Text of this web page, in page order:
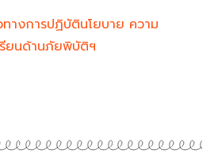
างการปฏิบัตินโยบาย ความ
ยนด้านภัยพิบัติฯ